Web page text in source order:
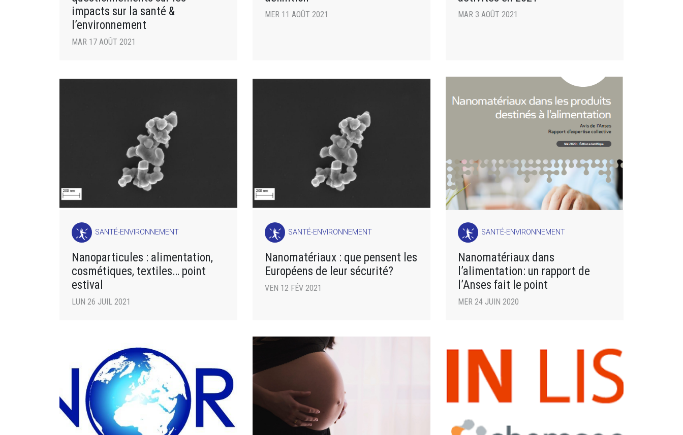
impacts sur la santé &
l’environnement
MAR 17 AOÛT 2021
MER 11 AOÛT 2021 MAR 3 AOÛT 2021
SANTÉ-ENVIRONNEMENT
Nanoparticules : alimentation,
cosmétiques, textiles… point
estival
LUN 26 JUIL 2021
SANTÉ-ENVIRONNEMENT
Nanomatériaux : que pensent les
Européens de leur sécurité?
VEN 12 FÉV 2021
SANTÉ-ENVIRONNEMENT
Nanomatériaux dans
l’alimentation: un rapport de
l’Anses fait le point
MER 24 JUIN 2020